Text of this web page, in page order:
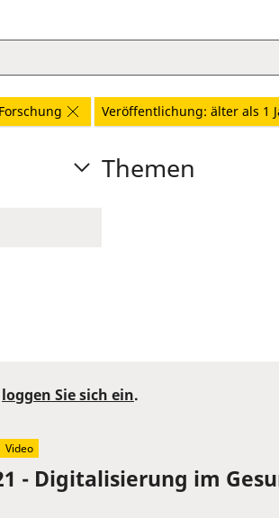
Veröffentlichung: älter als 1
Themen
- Digitalisierung im
loggen Sie sich ein.
Video